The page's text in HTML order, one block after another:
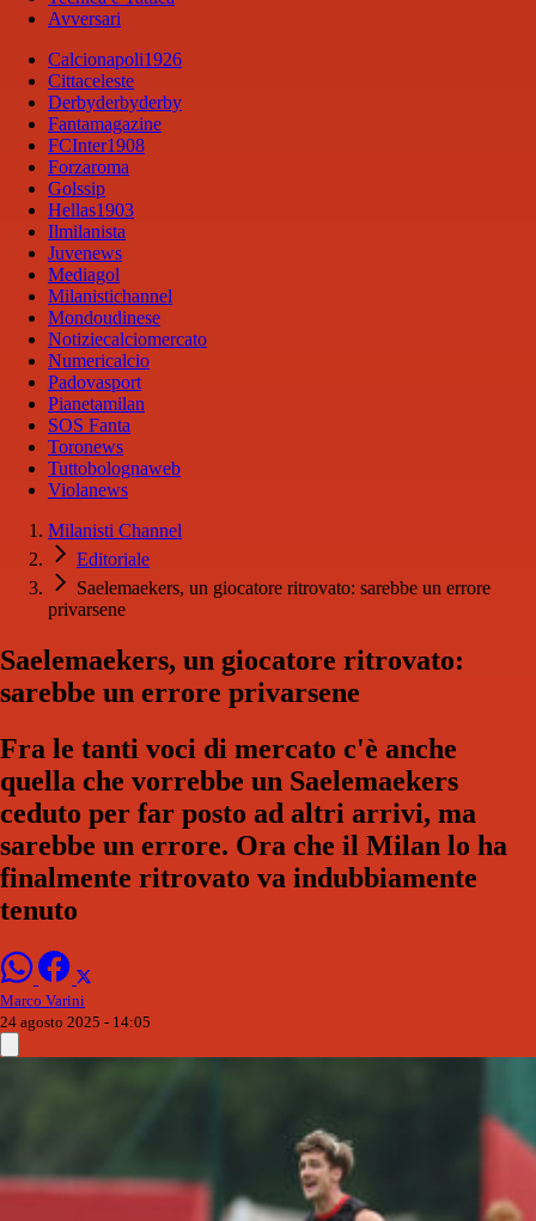
Avversari
Calcionapoli1926
Cittaceleste
Derbyderbyderby
Fantamagazine
FCInter1908
Forzaroma
Golssip
Hellas1903
Ilmilanista
Juvenews
Mediagol
Milanistichannel
Mondoudinese
Notiziecalciomercato
Numericalcio
Padovasport
Pianetamilan
SOS Fanta
Toronews
Tuttobolognaweb
Violanews
Milanisti Channel
Editoriale
Saelemaekers, un giocatore ritrovato: sarebbe un errore
privarsene
Saelemaekers, un giocatore ritrovato:
sarebbe un errore privarsene
Fra le tanti voci di mercato c'è anche
quella che vorrebbe un Saelemaekers
ceduto per far posto ad altri arrivi, ma
sarebbe un errore. Ora che il Milan lo ha
finalmente ritrovato va indubbiamente
tenuto
Marco Varini
24 agosto 2025 - 14:05